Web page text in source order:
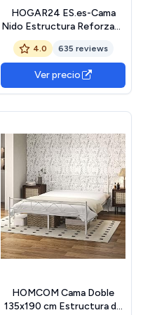
HOGAR24 ES.es-Cama
Nido Estructura Reforzada
Doble Barra Superior (4
Patas) + 2 Flexitex + 2
Almohadas de Fibra,
90x190cm
4.0 635 reviews
Ver precio
HOMCOM Cama Doble
135x190 cm Estructura de